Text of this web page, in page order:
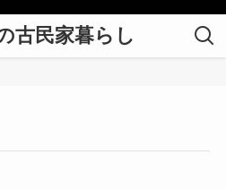
古民家暮らし